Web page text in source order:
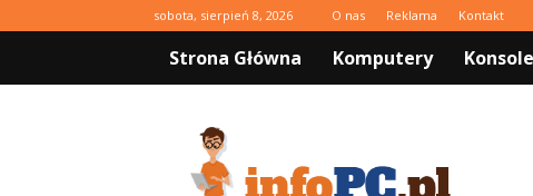
sobota, sierpień 8, 2026 O nas Reklama Kontakt
Strona Główna Komputery Konsole
infoPC.pl